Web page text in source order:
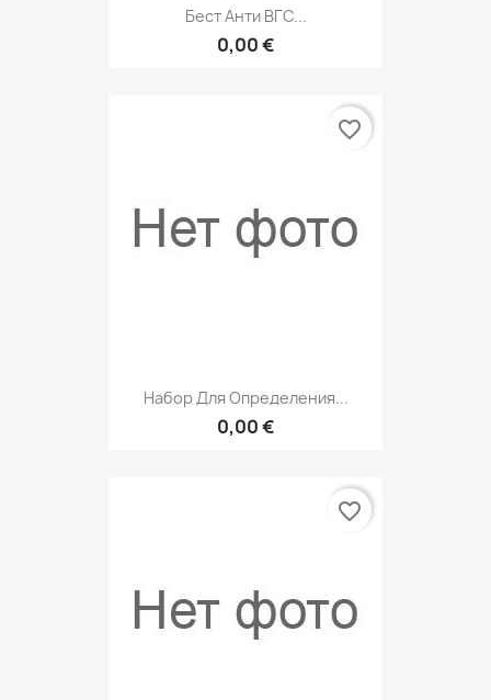
Бест Анти ВГС...
0,00 €
Набор Для Определения...
0,00 €
favorite_border
favorite_border